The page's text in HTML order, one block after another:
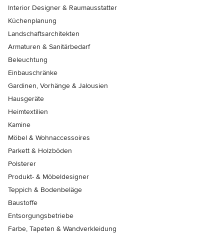
Interior Designer & Raumausstatter
Küchenplanung
Landschaftsarchitekten
Armaturen & Sanitärbedarf
Beleuchtung
Einbauschränke
Gardinen, Vorhänge & Jalousien
Hausgeräte
Heimtextilien
Kamine
Möbel & Wohnaccessoires
Parkett & Holzböden
Polsterer
Produkt- & Möbeldesigner
Teppich & Bodenbeläge
Baustoffe
Entsorgungsbetriebe
Farbe, Tapeten & Wandverkleidung